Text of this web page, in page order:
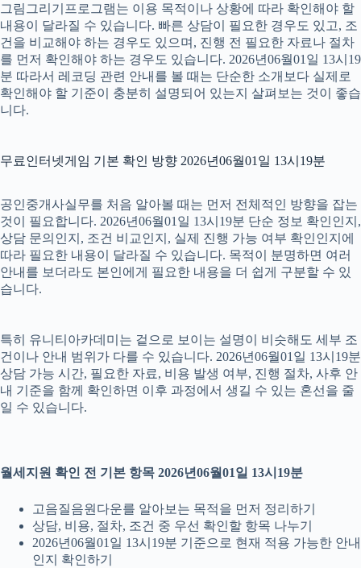
그림그리기프로그램는 이용 목적이나 상황에 따라 확인해야 할
내용이 달라질 수 있습니다. 빠른 상담이 필요한 경우도 있고, 조
건을 비교해야 하는 경우도 있으며, 진행 전 필요한 자료나 절차
를 먼저 확인해야 하는 경우도 있습니다. 2026년06월01일 13시19
분 따라서 레코딩 관련 안내를 볼 때는 단순한 소개보다 실제로
확인해야 할 기준이 충분히 설명되어 있는지 살펴보는 것이 좋습
니다.
무료인터넷게임 기본 확인 방향 2026년06월01일 13시19분
공인중개사실무를 처음 알아볼 때는 먼저 전체적인 방향을 잡는
것이 필요합니다. 2026년06월01일 13시19분 단순 정보 확인인지,
상담 문의인지, 조건 비교인지, 실제 진행 가능 여부 확인인지에
따라 필요한 내용이 달라질 수 있습니다. 목적이 분명하면 여러
안내를 보더라도 본인에게 필요한 내용을 더 쉽게 구분할 수 있
습니다.
특히 유니티아카데미는 겉으로 보이는 설명이 비슷해도 세부 조
건이나 안내 범위가 다를 수 있습니다. 2026년06월01일 13시19분
상담 가능 시간, 필요한 자료, 비용 발생 여부, 진행 절차, 사후 안
내 기준을 함께 확인하면 이후 과정에서 생길 수 있는 혼선을 줄
일 수 있습니다.
월세지원 확인 전 기본 항목 2026년06월01일 13시19분
고음질음원다운를 알아보는 목적을 먼저 정리하기
상담, 비용, 절차, 조건 중 우선 확인할 항목 나누기
2026년06월01일 13시19분 기준으로 현재 적용 가능한 안내
인지 확인하기